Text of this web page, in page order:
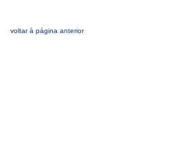
voltar à página anterior